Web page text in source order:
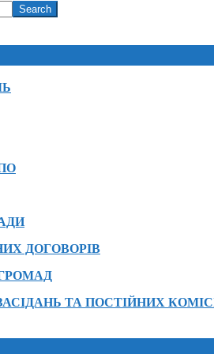
ДОГОВОРІВ
ТА ПОСТІЙНИХ